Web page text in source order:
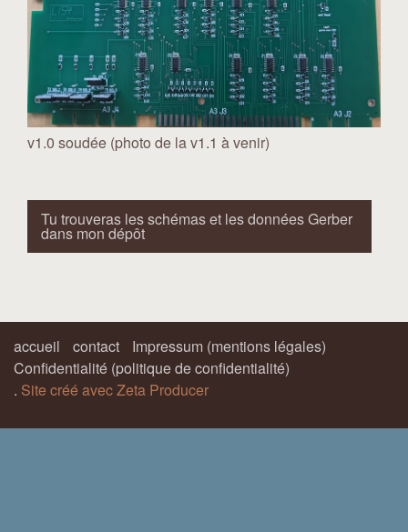
v1.0 soudée (photo de la v1.1 à venir)
Tu trouveras les schémas et les données Gerber
dans mon dépôt
accueil contact
Impressum (mentions légales)
Confidentialité (politique de confidentialité)
. Site créé avec Zeta Producer